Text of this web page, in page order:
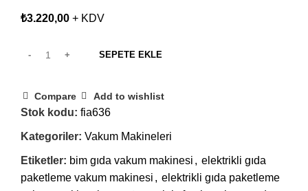
₺3.220,00 + KDV
SEPETE EKLE
Compare Add to wishlist
Stok kodu: fia636
Kategoriler: Vakum Makineleri
Etiketler: bim gıda vakum makinesi , elektrikli gıda
paketleme vakum makinesi , elektrikli gıda paketleme